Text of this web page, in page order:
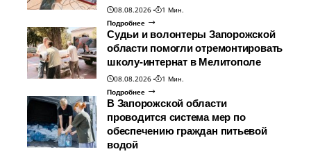
08.08.2026
1 Мин.
Подробнее
Судьи и волонтеры Запорожской
области помогли отремонтировать
школу-интернат в Мелитополе
08.08.2026
1 Мин.
Подробнее
В Запорожской области
проводится система мер по
обеспечению граждан питьевой
водой